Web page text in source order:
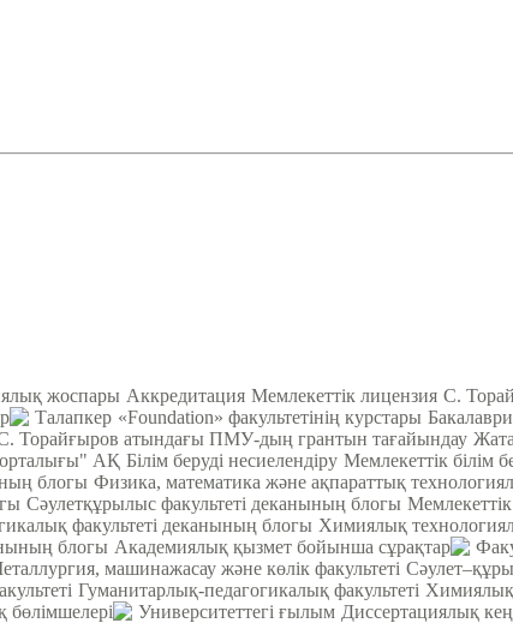
жоспары Аккредитация Мемлекеттік лицензия С.
Талапкер «Foundation» факультетінің курстары
Торайғыров атындағы ПМУ-дың грантын тағайындау
АҚ Білім беруді несиелендіру Мемлекеттік білім
блогы Физика, математика және ақпараттық
Cәулетқұрылыс факультеті деканының блогы
факультеті деканының блогы Химиялық
блогы Академиялық қызмет бойынша сұрақтар
машинажасау және көлік факультеті
Гуманитарлық-педагогикалық факультеті Химиялық
Университеттегі ғылым Диссертациялық